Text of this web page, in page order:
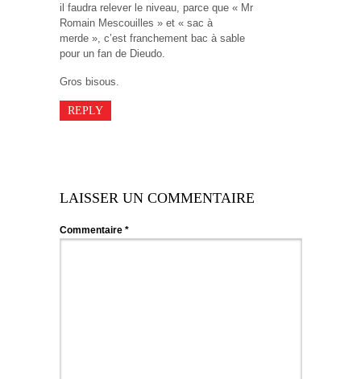
il faudra relever le niveau, parce que « Mr
Romain Mescouilles » et « sac à
merde », c’est franchement bac à sable
pour un fan de Dieudo.
Gros bisous.
REPLY
LAISSER UN COMMENTAIRE
Commentaire *